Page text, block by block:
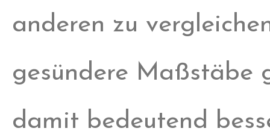
anderen zu
gesündere Maßstäbe
damit bedeutend